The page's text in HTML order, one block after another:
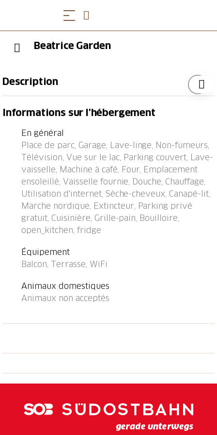
Beatrice Garden
Description
tranquille, ensoleillée sur un versant, dans un
de la Maison: réduit pour bicyclettes, chauffage
central, lave-linge, sèche-linge (en commun, en sus).
Accès en voiture jusqu'à 30 m de la maison par un
chemin étroite. Sentier en escalier jusqu'à la maison.
Garage en commun. Magasin d'alimentation 600 m,
restaurant, arrêt du bus 350 m, gare ferroviaire 600
m, piscine 900 m, 600 m. Marina 5.5 km, terrain de
golf (18 trous) 8.5 km, ecole de voile 8.7 km, chemins
de randonnées pédestres depuis la maison 50 m.
Attractions à proximité: Interlaken, Thun. Les lacs
connus sont facilement accessibles: Thunersee,
Oeschinensee. Région de randonnées: Diemtigtal,
Jungfrau Region.
Informations sur l'hébergement
En général
Place de parc, Garage, Lave-linge, Non-fumeurs,
Télévision, Vue sur le lac, Parking couvert, Lave-
vaisselle, Machine à café, Four, Emplacement
ensoleillé, Vaisselle fournie, Douche, Chauffage,
Utilisation d'internet, Sèche-cheveux, Canapé-lit,
Marche nordique, Extincteur, Parking privé
gratuit, Cuisinière, Grille-pain, Bouilloire,
open_kitchen, fridge
Équipement
Balcon, Terrasse, WiFi
Animaux domestiques
Animaux non acceptés